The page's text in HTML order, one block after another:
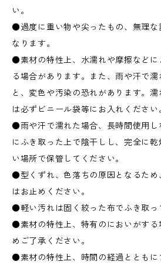
い。
●過度に重い物や尖ったもの、無理な
なります。
●素材の特性上、水濡れや摩擦などに
る場合があります。また、雨や汗で
と、変色や汚染の恐れがあります。
は必ずビニール袋等にお入れください
●雨や汗で濡れた場合、長時間使用し
にふき取った上で陰干しし、完全に
い場所で保管してください。
●型くずれ、色落ちの原因となるため
はお止めください。
●軽い汚れは固く絞った布でふき取っ
●素材の特性上、特有のにおいがする
めご了承ください。
●素材の特性上、時間の経過とともに